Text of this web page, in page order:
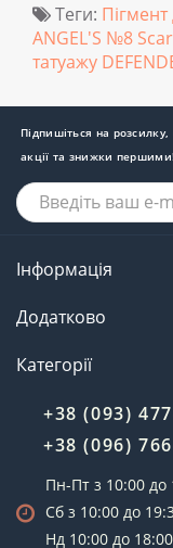
Теги: Пігмент
ANGEL'S №8
татуажу
Підпишіться на розсилку,
акції та знижки першими!
Інформація
Додатково
Категорії
+38 (093)
+38 (096)
Пн-Пт з 10:00 до
Сб з 10:00 до
Нд 10:00 до 18:00